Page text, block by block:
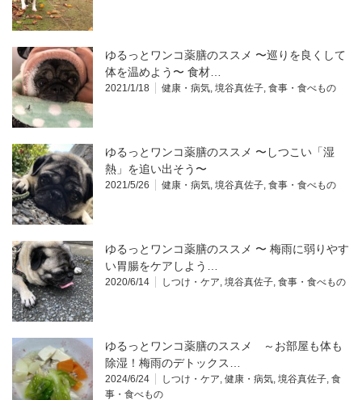
ゆるっとワンコ薬膳のススメ 〜巡りを良くして
体を温めよう〜 食材…
2021/1/18 健康・病気 境谷真佐子 食事・食べもの
ゆるっとワンコ薬膳のススメ 〜しつこい「湿
熱」を追い出そう〜
2021/5/26 健康・病気 境谷真佐子 食事・食べもの
ゆるっとワンコ薬膳のススメ 〜 梅雨に弱りやす
い胃腸をケアしよう…
2020/6/14 しつけ・ケア 境谷真佐子 食事・食べもの
ゆるっとワンコ薬膳のススメ ～お部屋も体も
除湿！梅雨のデトックス…
2024/6/24 しつけ・ケア 健康・病気 境谷真佐子 食
事・食べもの